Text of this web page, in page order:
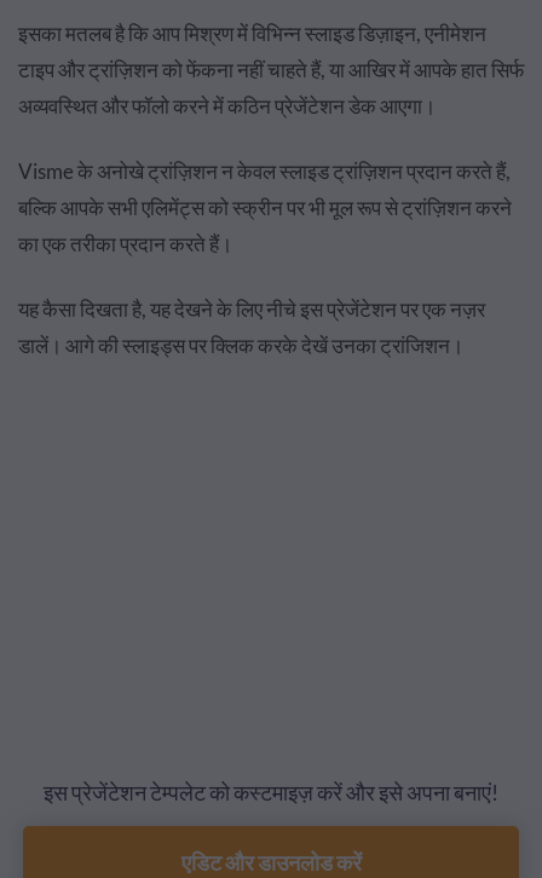
इसका मतलब है कि आप मिश्रण में विभिन्न स्लाइड डिज़ाइन, एनीमेशन
टाइप और ट्रांज़िशन को फेंकना नहीं चाहते हैं, या आखिर में आपके हात सिर्फ
अव्यवस्थित और फॉलो करने में कठिन प्रेजेंटेशन डेक आएगा।
Visme के अनोखे ट्रांज़िशन न केवल स्लाइड ट्रांज़िशन प्रदान करते हैं,
बल्कि आपके सभी एलिमेंट्स को स्क्रीन पर भी मूल रूप से ट्रांज़िशन करने
का एक तरीका प्रदान करते हैं।
यह कैसा दिखता है, यह देखने के लिए नीचे इस प्रेजेंटेशन पर एक नज़र
डालें। आगे की स्लाइड्स पर क्लिक करके देखें उनका ट्रांजिशन।
इस प्रेजेंटेशन टेम्पलेट को कस्टमाइज़ करें और इसे अपना बनाएं!
एडिट और डाउनलोड करें